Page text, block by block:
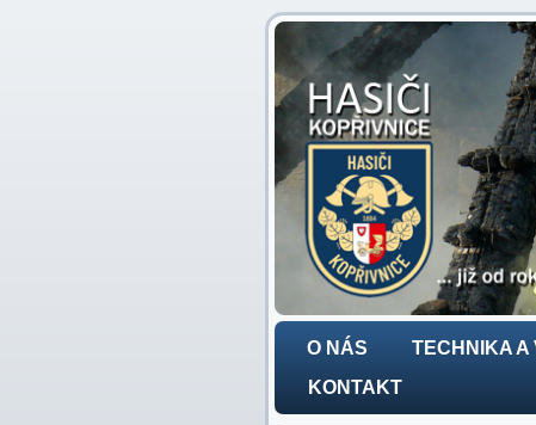
O NÁS TECHNIKA A
KONTAKT